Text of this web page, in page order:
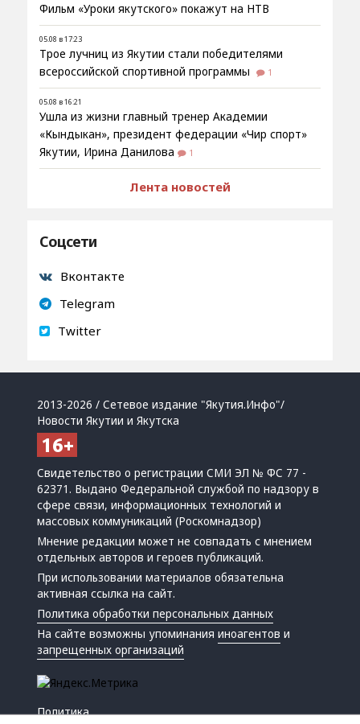
Фильм «Уроки якутского» покажут на НТВ
05.08 в 17:23
Трое лучниц из Якутии стали победителями
всероссийской спортивной программы
1
05.08 в 16:21
Ушла из жизни главный тренер Академии
«Кындыкан», президент федерации «Чир спорт»
Якутии, Ирина Данилова
1
Лента новостей
Соцсети
Вконтакте
Telegram
Twitter
2013-2026 / Сетевое издание "Якутия.Инфо"/
Новости Якутии и Якутска
Свидетельство о регистрации СМИ ЭЛ № ФС 77 -
62371. Выдано Федеральной службой по надзору в
сфере связи, информационных технологий и
массовых коммуникаций (Роскомнадзор)
Мнение редакции может не совпадать с мнением
отдельных авторов и героев публикаций.
При использовании материалов обязательна
активная ссылка на сайт.
Политика обработки персональных данных
На сайте возможны упоминанияиноагентов и
запрещенных организаций
Политика